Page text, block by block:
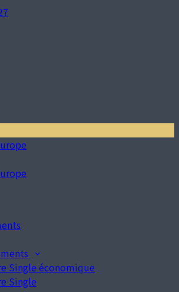
Single économique
Single